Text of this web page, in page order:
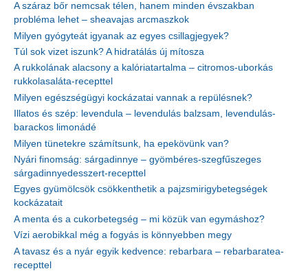
A száraz bőr nemcsak télen, hanem minden évszakban
probléma lehet – sheavajas arcmaszkok
Milyen gyógyteát igyanak az egyes csillagjegyek?
Túl sok vizet iszunk? A hidratálás új mítosza
A rukkolának alacsony a kalóriatartalma – citromos-uborkás
rukkolasaláta-recepttel
Milyen egészségügyi kockázatai vannak a repülésnek?
Illatos és szép: levendula – levendulás balzsam, levendulás-
barackos limonádé
Milyen tünetekre számítsunk, ha epekövünk van?
Nyári finomság: sárgadinnye – gyömbéres-szegfűszeges
sárgadinnyedesszert-recepttel
Egyes gyümölcsök csökkenthetik a pajzsmirigybetegségek
kockázatait
A menta és a cukorbetegség – mi közük van egymáshoz?
Vízi aerobikkal még a fogyás is könnyebben megy
A tavasz és a nyár egyik kedvence: rebarbara – rebarbaratea-
recepttel